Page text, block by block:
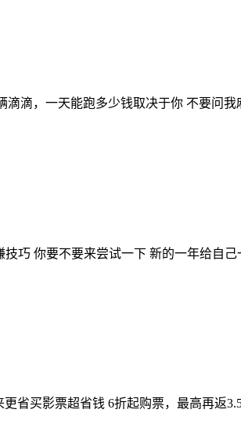
滴，一天能跑多少钱取决于你 不要问我
巧 你要不要来尝试一下 新的一年给自己
省买影票超省钱 6折起购票，最高再返